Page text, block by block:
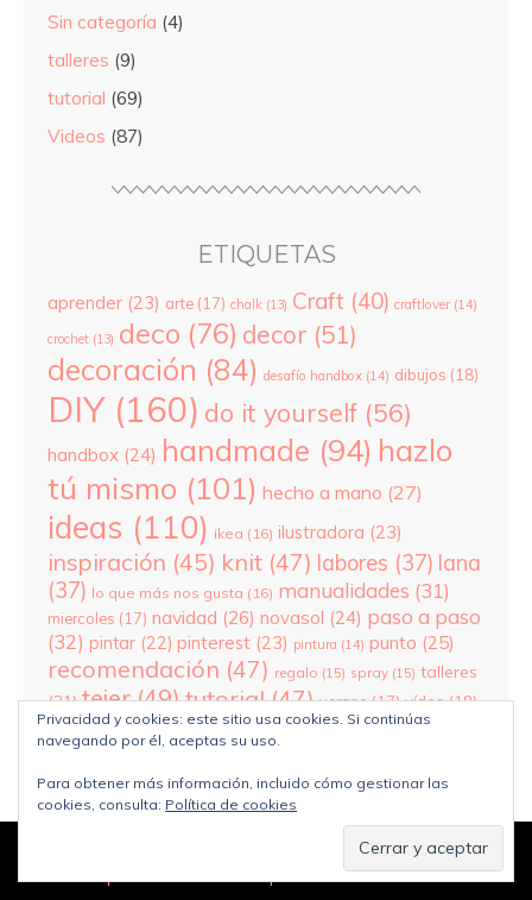
Sin categoría (4)
talleres (9)
tutorial (69)
Videos (87)
ETIQUETAS
aprender (23) arte (17) chalk (13) Craft (40) craftlover (14)
crochet (13) deco (76) decor (51)
decoración (84) desafío handbox (14) dibujos (18)
DIY(160) do it yourself (56)
handbox (24) handmade (94) hazlo
tú mismo (101) hecho a mano (27)
ideas (110) ikea (16) ilustradora (23)
inspiración (45) knit (47) labores (37) lana
(37) lo que más nos gusta (16) manualidades (31)
miercoles (17) navidad (26) novasol (24) paso a paso
(32) pintar (22) pinterest (23) pintura (14) punto (25)
recomendación (47) regalo (15) spray (15) talleres
(21) tejer(49)tutorial(47) verano(17) vídeo(18)
wool(30) xmas(17) yo soy de handbox(25)
2026. Funciona conWordPress.
Diseñado por Bluchic
Privacidad y cookies: este sitio usa cookies. Si continúas
navegando por él, aceptas su uso.
Para obtener más información, incluido cómo gestionar las
cookies, consulta: Política de cookies